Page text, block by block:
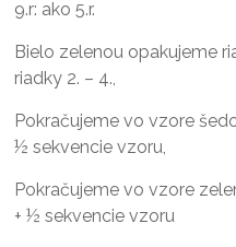
9.r: ako 5.r.
Bielo zelenou opakujeme
riadky 2. – 4.,
Pokračujeme vo vzore
½ sekvencie vzoru,
Pokračujeme vo vzore
+ ½ sekvencie vzoru